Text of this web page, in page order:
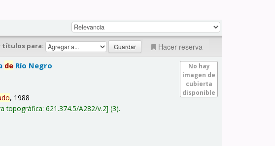
títulos para: Hacer reserva
No hay
imagen de
cubierta
disponible
de Río Negro
, 1988
topográfica:621.374.5/A282/v.2 (3).